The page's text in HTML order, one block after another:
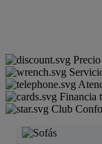
Financia
Club Confo